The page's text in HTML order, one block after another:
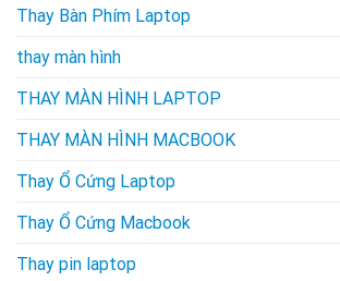
Thay Bàn Phím Laptop
thay màn hình
THAY MÀN HÌNH LAPTOP
THAY MÀN HÌNH MACBOOK
Thay Ổ Cứng Laptop
Thay Ổ Cứng Macbook
Thay pin laptop